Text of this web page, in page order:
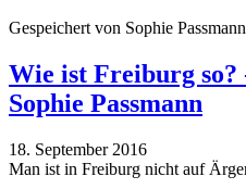
Gespeichert von Sophie Passmann
Wie ist Freiburg so?
Sophie Passmann
18. September 2016
Man ist in Freiburg nicht auf